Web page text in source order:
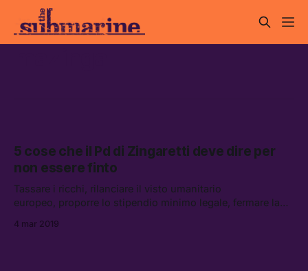
5 cose che il Pd di Zingaretti deve dire per
non essere finto
Tassare i ricchi, rilanciare il visto umanitario
europeo, proporre lo stipendio minimo legale, fermare la
sessista.
4 mar 2019